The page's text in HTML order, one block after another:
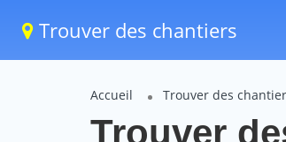
Trouver des chantiers
Accueil Trouver des
Trouver